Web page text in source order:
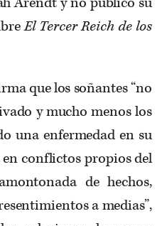
El Tercer Reich de los
que los soñantes “no
y mucho menos los
una enfermedad en su
en conflictos propios del
de hechos,
a medias”,